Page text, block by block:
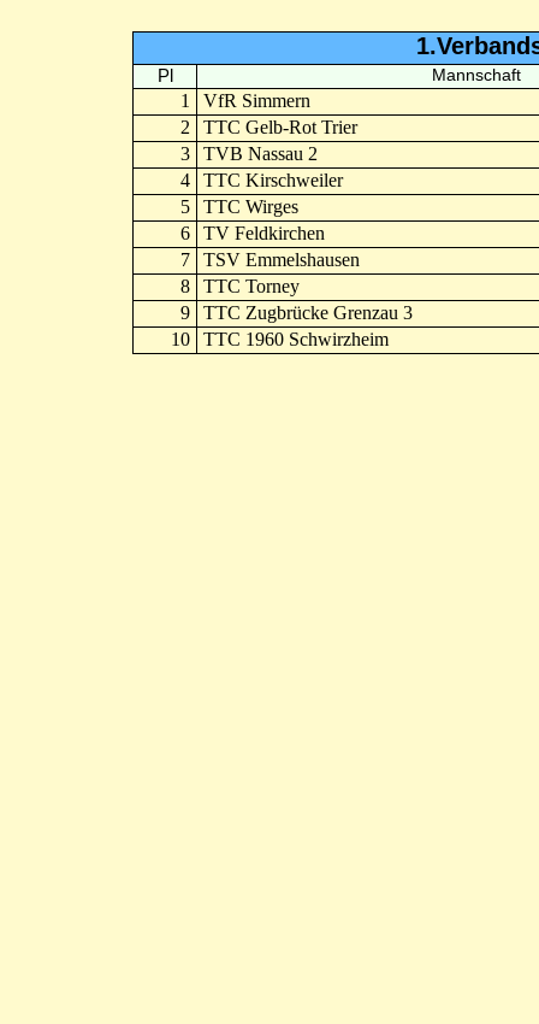
Pl Mannschaft
1
VfR Simmern
2
TTC Gelb-Rot Trier
3
TVB Nassau 2
4
TTC Kirschweiler
5
TTC Wirges
6
TV Feldkirchen
7
TSV Emmelshausen
8
TTC Torney
9
TTC Zugbrücke Grenzau 3
10
TTC 1960 Schwirzheim